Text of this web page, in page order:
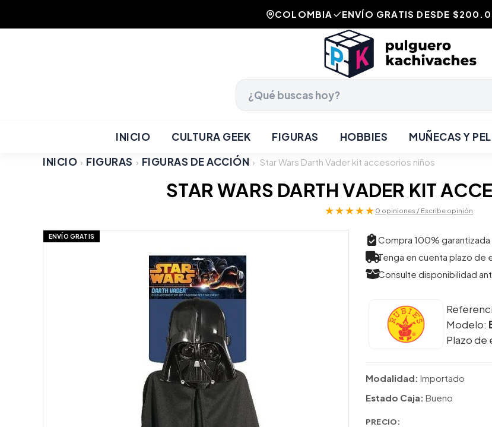
COLOMBIA ENVÍO GRATIS DESDE
INICIO CULTURA GEEK FIGURAS HOBBIES MUÑECAS Y
INICIO › FIGURAS › FIGURAS DE ACCIÓN › Star Wars Darth Vader kit accesorios niños
STAR WARS DARTH VADER KIT
★★★★★ 0 opiniones / Escribe opinión
ENVÍO GRATIS
Compra 100% garantizada
Tenga en cuenta plazo de
Consulte disponibilidad
Modelo:
Plazo de
Modalidad: Importado
Estado Caja: Bueno
PRECIO: